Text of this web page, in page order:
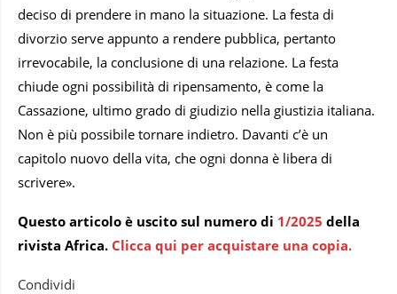
deciso di prendere in mano la situazione. La festa di
divorzio serve appunto a rendere pubblica, pertanto
irrevocabile, la conclusione di una relazione. La festa
chiude ogni possibilità di ripensamento, è come la
Cassazione, ultimo grado di giudizio nella giustizia italiana.
Non è più possibile tornare indietro. Davanti c’è un
capitolo nuovo della vita, che ogni donna è libera di
scrivere».
Questo articolo è uscito sul numero di 1/2025 della
rivista Africa. Clicca qui per acquistare una copia.
Condividi